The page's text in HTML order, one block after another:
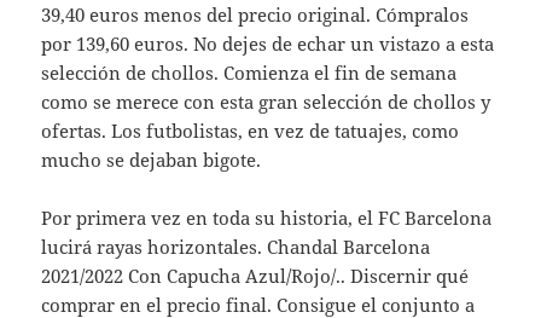
39,40 euros menos del precio original. Cómpralos
por 139,60 euros. No dejes de echar un vistazo a esta
selección de chollos. Comienza el fin de semana
como se merece con esta gran selección de chollos y
ofertas. Los futbolistas, en vez de tatuajes, como
mucho se dejaban bigote.
Por primera vez en toda su historia, el FC Barcelona
lucirá rayas horizontales. Chandal Barcelona
2021/2022 Con Capucha Azul/Rojo/.. Discernir qué
comprar en el precio final. Consigue el conjunto a